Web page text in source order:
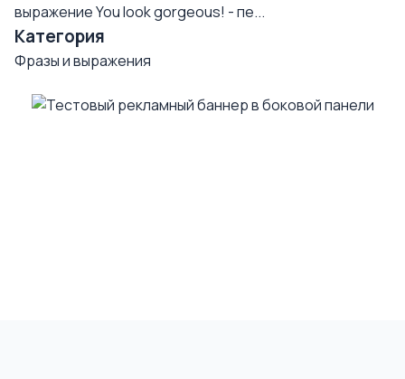
выражение You look gorgeous! - пе...
Категория
Фразы и выражения